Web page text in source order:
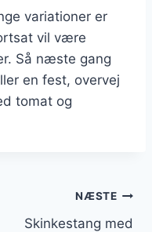
variationer er
vil være
Så næste gang
en fest, overvej
tomat og
NÆSTE
Skinkestang med